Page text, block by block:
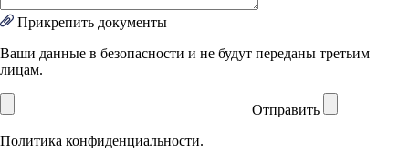
Прикрепить документы
Ваши данные в безопасности и не будут переданы третьим
лицам.
Отправить
Политика конфиденциальности.